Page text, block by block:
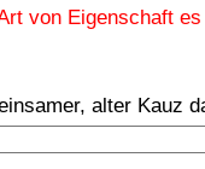
von Eigenschaft
alter Kauz